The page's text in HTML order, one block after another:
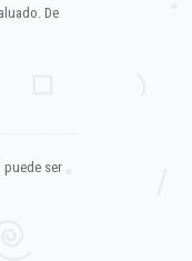
De
puede ser